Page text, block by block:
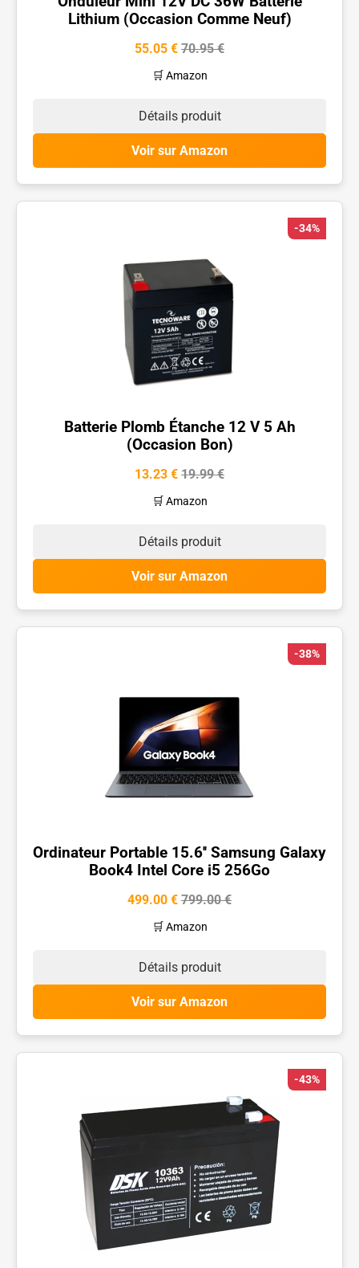
Lithium (Occasion Comme Neuf)
55.05 € 70.95 €
🛒 Amazon
Détails produit
Voir sur Amazon
-34%
Batterie Plomb Étanche 12 V 5 Ah
(Occasion Bon)
13.23 € 19.99 €
🛒 Amazon
Détails produit
Voir sur Amazon
-38%
Ordinateur Portable 15.6'' Samsung Galaxy
Book4 Intel Core i5 256Go
499.00 € 799.00 €
🛒 Amazon
Détails produit
Voir sur Amazon
-43%